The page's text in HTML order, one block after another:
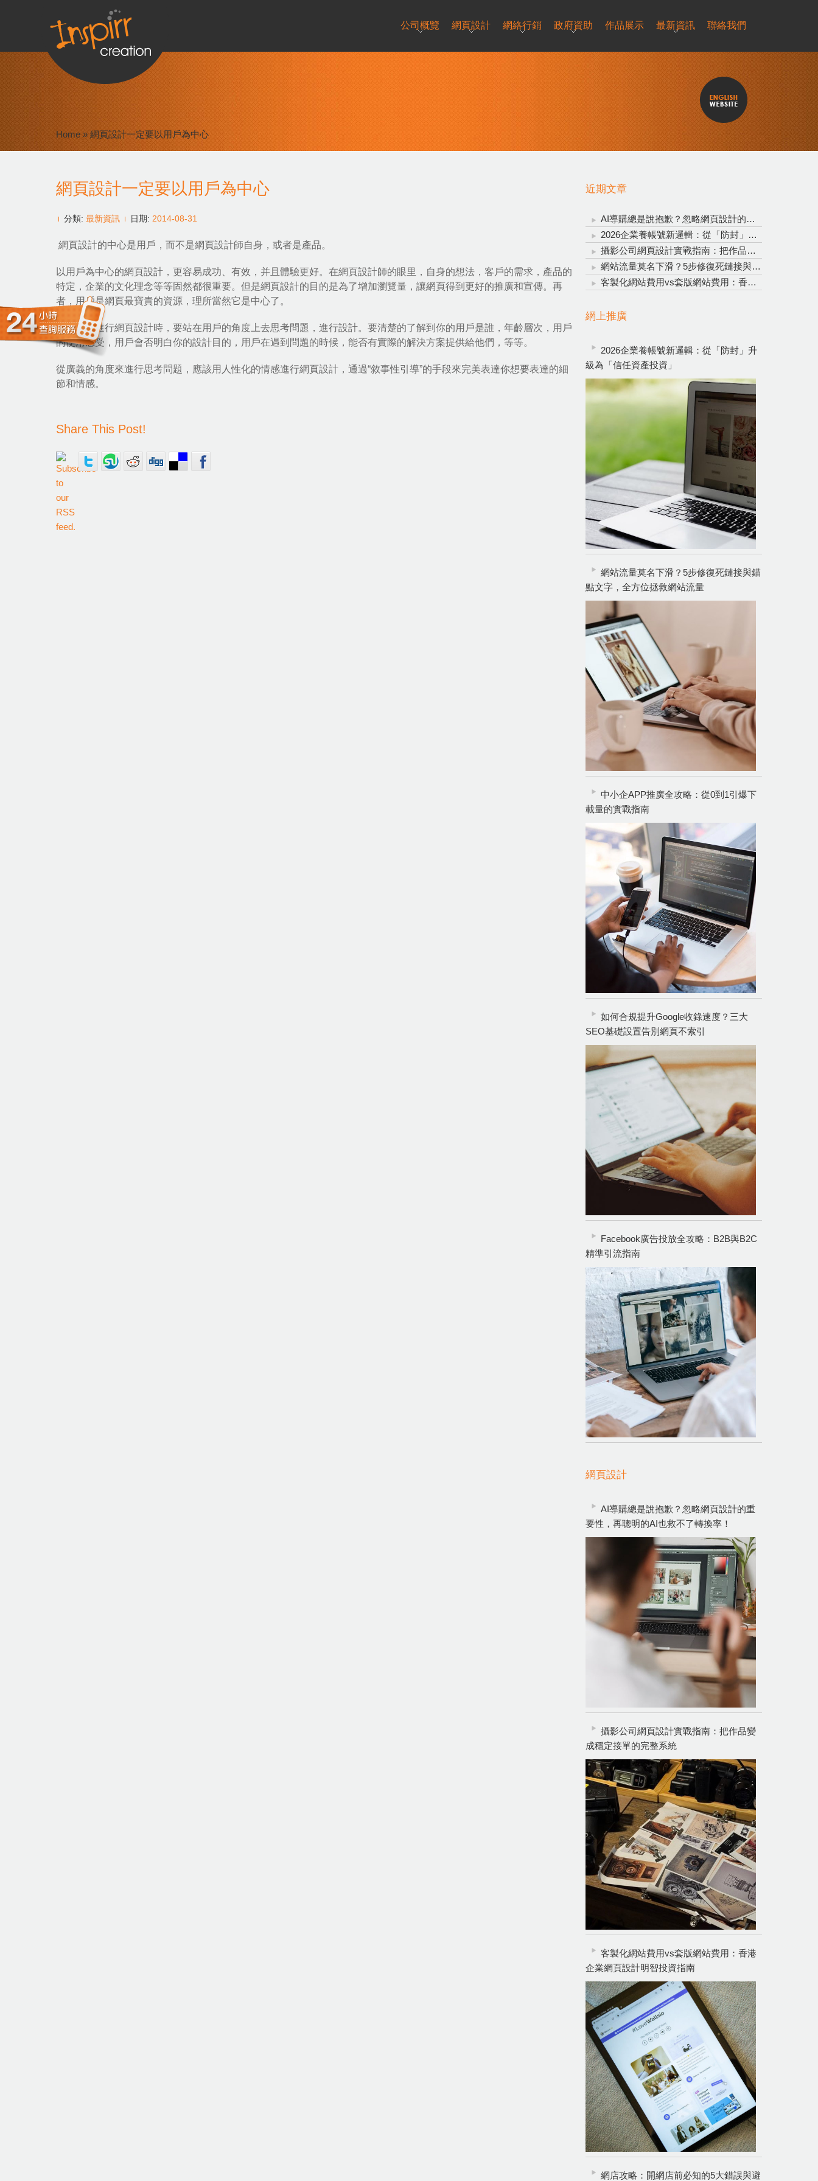
公司概覽 網頁設計 網絡行銷 政府資助 作品展示 最新資訊 聯絡我們
Home» 網頁設計一定要以用戶為中心
近期文章
AI導購總是說抱歉？忽略網頁設計的重要性，再聰明的AI也救不了轉換率！
2026企業養帳號新邏輯：從「防封」升級為「信任資產投資」
攝影公司網頁設計實戰指南：把作品變成穩定接單的完整系統
網站流量莫名下滑？5步修復死鏈接與錨點文字，全方位拯救網站流量
客製化網站費用vs套版網站費用：香港企業網頁設計明智投資指南
網上推廣
2026企業養帳號新邏輯：從「防封」升
級為「信任資產投資」
網站流量莫名下滑？5步修復死鏈接與錨
點文字，全方位拯救網站流量
中小企APP推廣全攻略：從0到1引爆下
載量的實戰指南
如何合規提升Google收錄速度？三大
SEO基礎設置告別網頁不索引
Facebook廣告投放全攻略：B2B與B2C
精準引流指南
網頁設計
AI導購總是說抱歉？忽略網頁設計的重
要性，再聰明的AI也救不了轉換率！
攝影公司網頁設計實戰指南：把作品變
成穩定接單的完整系統
客製化網站費用vs套版網站費用：香港
企業網頁設計明智投資指南
網店攻略：開網店前必知的5大錯誤與避
網頁設計一定要以用戶為中心
分類: 最新資訊 日期: 2014-08-31
網頁設計的中心是用戶，而不是網頁設計師自身，或者是產品。
以用戶為中心的網頁設計，更容易成功、有效，并且體驗更好。在網頁設計師的眼里，自身的想法，客戶的需求，產品的
特定，企業的文化理念等等固然都很重要。但是網頁設計的目的是為了增加瀏覽量，讓網頁得到更好的推廣和宣傳。再
者，用戶是網頁最寶貴的資源，理所當然它是中心了。
因此，在進行網頁設計時，要站在用戶的角度上去思考問題，進行設計。要清楚的了解到你的用戶是誰，年齡層次，用戶
的使用感受，用戶會否明白你的設計目的，用戶在遇到問題的時候，能否有實際的解決方案提供給他們，等等。
從廣義的角度來進行思考問題，應該用人性化的情感進行網頁設計，通過“敘事性引導”的手段來完美表達你想要表達的細
節和情感。
Share This Post!